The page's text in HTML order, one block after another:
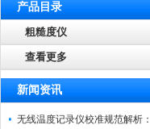
产品目录
粗糙度仪
查看更多
新闻资讯